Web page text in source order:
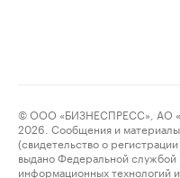
© ООО «БИЗНЕСПРЕСС», АО
2026. Сообщения и материалы
(свидетельство о
выдано Федеральной службой
информационных технологий